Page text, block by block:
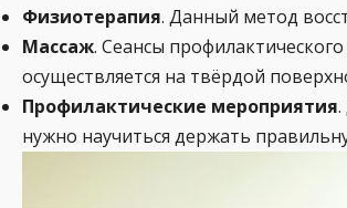
Физиотерапия. Данный метод
Массаж. Сеансы
осуществляется на твёрдой
Профилактические мероприятия
нужно научиться держать